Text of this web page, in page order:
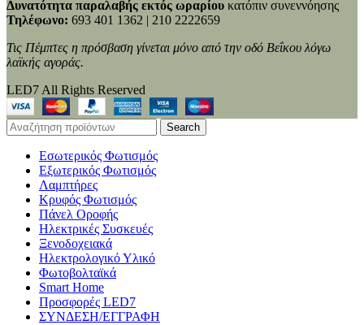
Δυνατότητα παραλαβής εκτός ωραρίου κατόπιν συνεννόησης
Τηλέφωνο: 693 401 1362 | 210 2222659
Τις Πέμπτες η πρόσβαση γίνεται μόνο από την οδό Βεΐκου λόγω
λαϊκής αγοράς.
LED7 All Rights Reserved
Search
Εσωτερικός Φωτισμός
Εξωτερικός Φωτισμός
Λαμπτήρες
Κρυφός Φωτισμός
Πάνελ Οροφής
Ηλεκτρικές Συσκευές
Ξενοδοχειακά
Ηλεκτρολογικό Υλικό
Φωτοβολταϊκά
Smart Home
Προσφορές LED7
ΣΥΝΔΕΣΗ/ΕΓΓΡΑΦΗ